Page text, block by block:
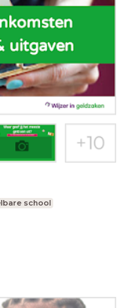
school